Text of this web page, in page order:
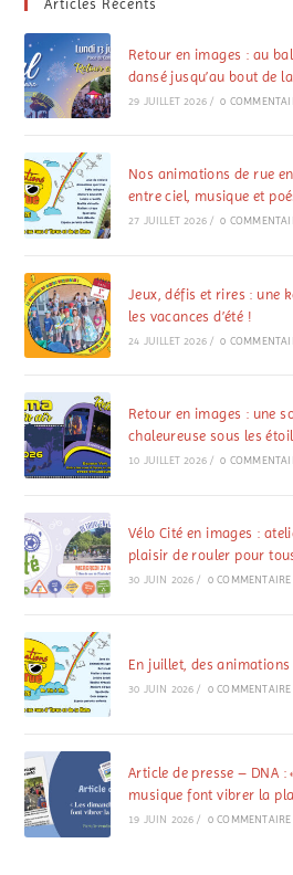
Articles Récents
Retour en images : au
dansé jusqu’au bout de
29 JUILLET 2026 / 0
Nos animations de rue
entre ciel, musique et
27 JUILLET 2026 / 0
Jeux, défis et rires : une
les vacances d’été !
24 JUILLET 2026 / 0
Retour en images : une
chaleureuse sous les
10 JUILLET 2026 / 0
Vélo Cité en images :
plaisir de rouler pour
30 JUIN 2026 / 0 COMMENTAIRE
En juillet, des animations
30 JUIN 2026 / 0 COMMENTAIRE
Article de presse – DNA :
musique font vibrer la
19 JUIN 2026 / 0 COMMENTAIRE